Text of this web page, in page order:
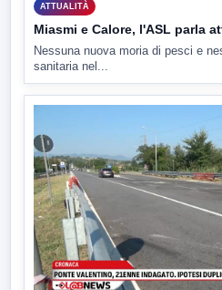
ATTUALITÀ
Miasmi e Calore, l'ASL parla
Nessuna nuova moria di pesci e
sanitaria nel...